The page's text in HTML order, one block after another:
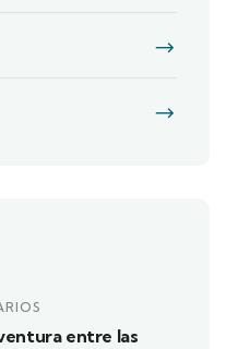
entre las